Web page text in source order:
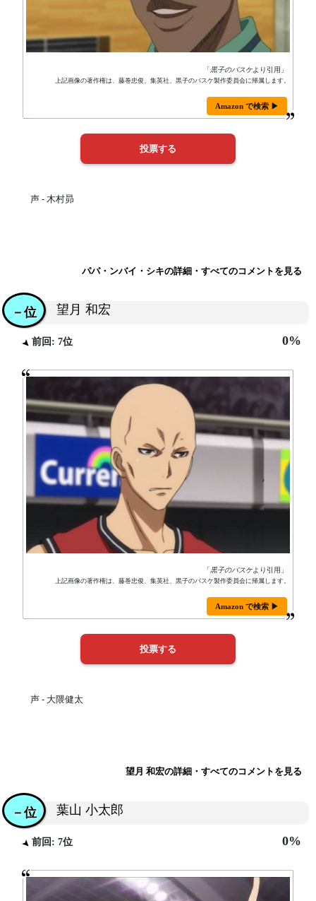
「黒子のバスケより引用」
上記画像の著作権は、藤巻忠俊、集英社、黒子のバスケ製作委員会に帰属します。
Amazon で検索 ▶
声 - 木村昴
パパ・ンバイ・シキの詳細・すべてのコメントを見る
望月 和宏
－位
前回: 7位 0%
「黒子のバスケより引用」
上記画像の著作権は、藤巻忠俊、集英社、黒子のバスケ製作委員会に帰属します。
Amazon で検索 ▶
声 - 大隈健太
望月 和宏の詳細・すべてのコメントを見る
葉山 小太郎
－位
前回: 7位 0%